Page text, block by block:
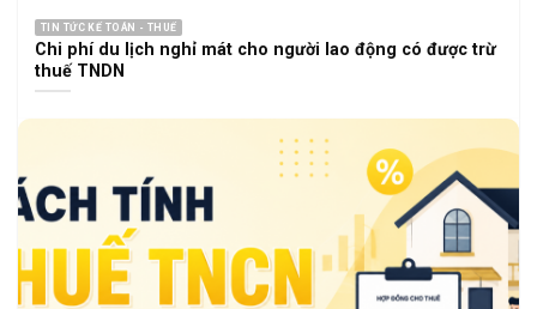
TIN TỨC KẾ TOÁN - THUẾ
Chi phí du lịch nghỉ mát cho người lao động có được trừ
thuế TNDN